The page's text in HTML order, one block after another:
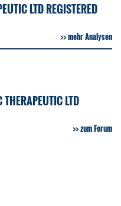
LTD REGISTERED
mehr Analysen
LTD
zum Forum